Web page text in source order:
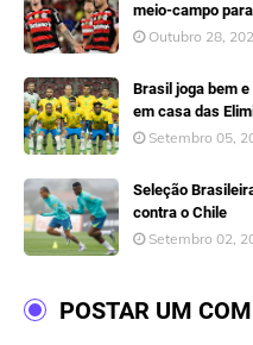
meio-campo
Outubro 28,
Brasil joga bem
em casa das
Setembro 05,
Seleção
contra o Chile
Setembro 02,
POSTAR UM